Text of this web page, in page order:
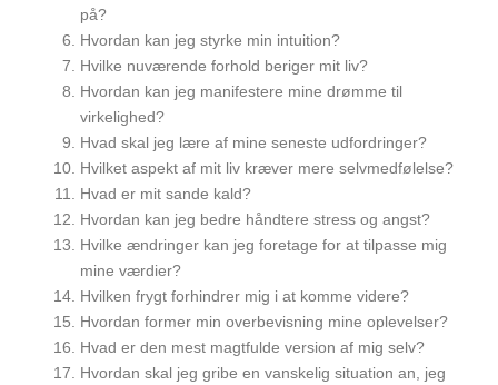
på?
Hvordan kan jeg styrke min intuition?
Hvilke nuværende forhold beriger mit liv?
Hvordan kan jeg manifestere mine drømme til
virkelighed?
Hvad skal jeg lære af mine seneste udfordringer?
Hvilket aspekt af mit liv kræver mere selvmedfølelse?
Hvad er mit sande kald?
Hvordan kan jeg bedre håndtere stress og angst?
Hvilke ændringer kan jeg foretage for at tilpasse mig
mine værdier?
Hvilken frygt forhindrer mig i at komme videre?
Hvordan former min overbevisning mine oplevelser?
Hvad er den mest magtfulde version af mig selv?
Hvordan skal jeg gribe en vanskelig situation an, jeg